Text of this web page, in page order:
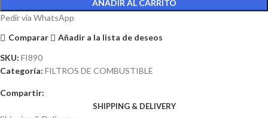
AÑADIR AL CARRITO
Pedir via WhatsApp
Comparar
Añadir a la lista de deseos
SKU: FI890
Categoría: FILTROS DE COMBUSTIBLE
Compartir:
SHIPPING & DELIVERY